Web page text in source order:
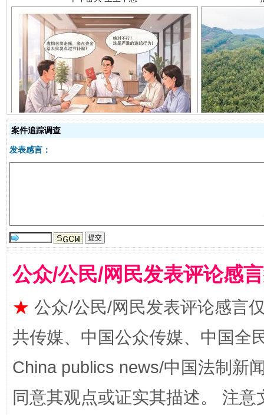
揭开“小金库”的免责幌子
受贿1.44亿！段成刚被判无期
全民健身五年计划来了！等你上场
案件追踪调查
发表感言：
公众/公民/网民发表评论感
★ 公众/公民/网民发表评论感言
共传媒、中国公众传媒、中国全
China publics news/中国法制新
同意其观点或证实其描述。 注